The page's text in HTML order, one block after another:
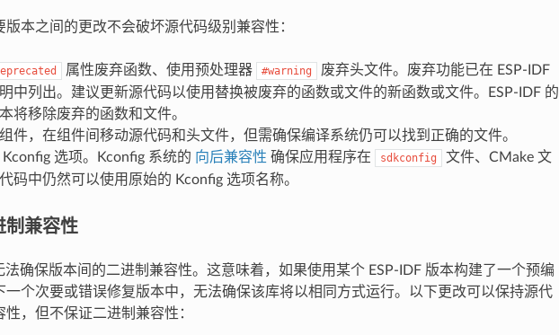
版本之间的更改不会破坏源代码级别兼容性：
属性废弃函数、使用预处理器 #warning
废弃头文件。废弃功能已在 ESP-IDF
中列出。建议更新源代码以使用替换被废弃的函数或文件的新函数或文件。ESP-IDF 的
将移除废弃的函数和文件。
件，在组件间移动源代码和头文件，但需确保编译系统仍可以找到正确的文件。
Kconfig 选项。Kconfig 系统的 向后兼容性 确保应用程序在 sdkconfig
文件、CMake 文
码中仍然可以使用原始的 Kconfig 选项名称。
制兼容性
法确保版本间的二进制兼容性。这意味着，如果使用某个 ESP-IDF 版本构建了一个预编
一个次要或错误修复版本中，无法确保该库将以相同方式运行。以下更改可以保持源代
性，但不保证二进制兼容性：